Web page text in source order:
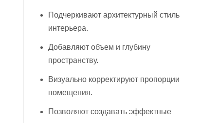
Подчеркивают архитектурный стиль
интерьера.
Добавляют объем и глубину
пространству.
Визуально корректируют пропорции
помещения.
Позволяют создавать эффектные